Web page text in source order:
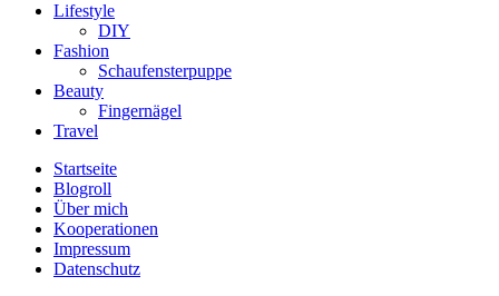
Lifestyle
DIY
Fashion
Schaufensterpuppe
Beauty
Fingernägel
Travel
Startseite
Blogroll
Über mich
Kooperationen
Impressum
Datenschutz